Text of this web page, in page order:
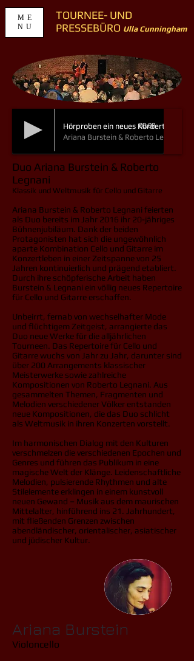
TOURNEE- UND
PRESSEBÜRO Ulla Cunningham
ME
NU
Hörproben ein neues Konzert-Projekt
Ariana Burstein & Roberto Legnani
00:00
Duo Ariana Burstein & Roberto
Legnani
Klassik und Weltmusik für Cello und Gitarre
Ariana Burstein & Roberto Legnani feierten
als Duo bereits im Jahr 2016 ihr 20-jähriges
Bühnenjubiläum. Dank der beiden
Protagonisten hat sich die ungewöhnlich
aparte Kombination Cello und Gitarre im
Konzertleben in einer Zeitspanne von 25
Jahren kontinuierlich und prägend etabliert.
Durch ihre schöpferische Arbeit haben
Burstein & Legnani ein völlig neues Repertoire
für Cello und Gitarre erschaffen.
Unbeirrt, fernab von wechselhafter Mode
und flüchtigem Zeitgeist, arrangierte das
Duo neue Werke für die alljährlichen
Tourneen. Das Repertoire für Cello und
Gitarre wuchs von Jahr zu Jahr, darunter sind
über 200 Arrangements klassischer
Meisterwerke sowie zahlreiche
Kompositionen von Roberto Legnani. Aus
gesammelten Themen, Fragmenten und
Melodien verschiedener Völker entstanden
neue Kompositionen, die das Duo schlicht
als Weltmusik in ihren Konzerten vorstellt.
Im harmonischen Dialog mit den Kulturen
verschmelzen die verschiedenen Epochen und
Genres und führen das Publikum in eine
magische Welt der Klänge. Leidenschaftliche
Melodien, pulsierende Rhythmen und alte
Stilelemente erklingen in einem kunstvoll
neuen Gewand – Musik aus dem maurischen
Mittelalter, hinführend ins 21. Jahrhundert,
mit fließenden Grenzen zwischen
abendländischer, orientalischer, asiatischer
und jüdischer Kultur.
Ariana Burstein
Violoncello​